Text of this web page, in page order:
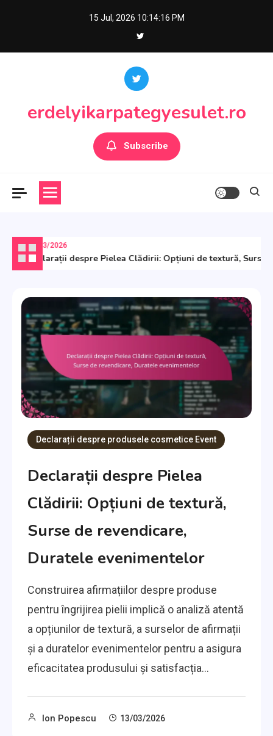
15 Jul, 2026 10:14:17 PM
erdelyikarpategyesulet.ro
Subscribe
13/03/2026
Declarații despre Pielea Clădirii: Opțiuni de textură, Surse
Declarații despre produsele cosmetice Event
Declarații despre Pielea
Clădirii: Opțiuni de textură,
Surse de revendicare,
Duratele evenimentelor
Construirea afirmațiilor despre produse
pentru îngrijirea pielii implică o analiză atentă
a opțiunilor de textură, a surselor de afirmații
și a duratelor evenimentelor pentru a asigura
eficacitatea produsului și satisfacția…
Ion Popescu 13/03/2026